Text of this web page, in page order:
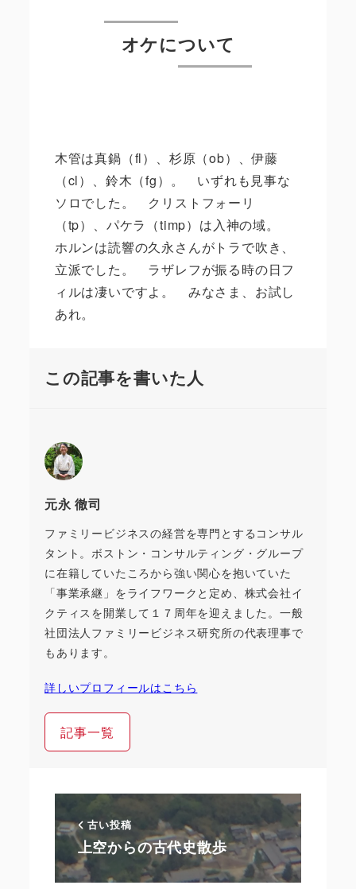
オケについて
木管は真鍋（fl）、杉原（ob）、伊藤
（cl）、鈴木（fg）。 いずれも見事な
ソロでした。 クリストフォーリ
（tp）、パケラ（timp）は入神の域。
ホルンは読響の久永さんがトラで吹き、
立派でした。 ラザレフが振る時の日フ
ィルは凄いですよ。 みなさま、お試し
あれ。
この記事を書いた人
元永 徹司
ファミリービジネスの経営を専門とするコンサル
タント。ボストン・コンサルティング・グループ
に在籍していたころから強い関心を抱いていた
「事業承継」をライフワークと定め、株式会社イ
クティスを開業して１７周年を迎えました。一般
社団法人ファミリービジネス研究所の代表理事で
もあります。
詳しいプロフィールはこちら
記事一覧
古い投稿
上空からの古代史散歩